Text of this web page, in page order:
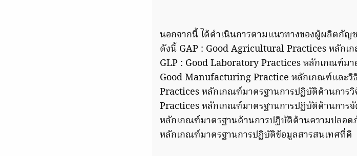
นอกจากนี้ ได้ดำเนินการตามแนวทางของผู้ผลิตกัญ
ดังนี้ GAP : Good Agricultural Practices หลัก
GLP : Good Laboratory Practices หลักเกณฑ์ม
Good Manufacturing Practice หลักเกณฑ์และวิ
Practices หลักเกณฑ์มาตรฐานการปฏิบัติด้านการ
Practices หลักเกณฑ์มาตรฐานการปฏิบัติด้านการ
หลักเกณฑ์มาตรฐานด้านการปฏิบัติด้านความปลอ
หลักเกณฑ์มาตรฐานการปฏิบัติข้อมูลสารสนเทศที่ดี